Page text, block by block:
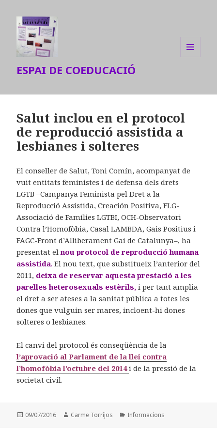
ESPAI DE COEDUCACIÓ
Salut inclou en el protocol
de reproducció assistida a
lesbianes i solteres
El conseller de Salut, Toni Comín, acompanyat de
vuit entitats feministes i de defensa dels drets
LGTB –Campanya Feminista pel Dret a la
Reproducció Assistida, Creación Positiva, FLG-
Associació de Famílies LGTBI, OCH-Observatori
Contra l’Homofòbia, Casal LAMBDA, Gais Positius i
FAGC-Front d’Alliberament Gai de Catalunya–, ha
presentat elnou protocol de reproducció humana
assistida.El nou text, que substitueix l’anterior del
2011, deixa de reservar aquesta prestació a les
parelles heterosexuals estèrils, i per tant amplia
el dret a ser ateses a la sanitat pública a totes les
dones que vulguin ser mares, incloent-hi dones
solteres o lesbianes.
El canvi del protocol és conseqüència de la
l’aprovació al Parlament de la llei contra
l’homofòbia l’octubre del 2014i de la pressió de la
societat civil.
Posted
09/07/2016 Author
Carme Torrijos Categories
Informacions